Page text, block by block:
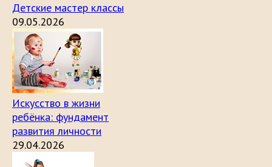
Детские мастер классы
09.05.2026
Искусство в жизни
ребёнка: фундамент
развития личности
29.04.2026